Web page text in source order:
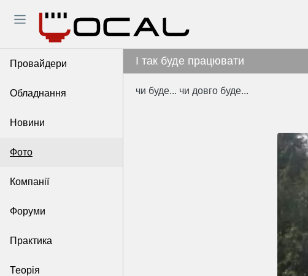
Провайдери
Обладнання
Новини
Фото
Компанії
Форуми
Практика
Теорія
І так буде працювати
чи буде... чи довго буде...